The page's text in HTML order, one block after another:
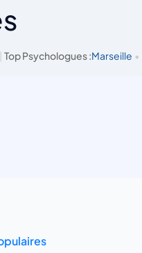
| Top Psychologues :Marseille •